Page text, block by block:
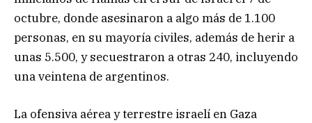
octubre, donde asesinaron a algo más de 1.100
personas, en su mayoría civiles, además de herir a
unas 5.500, y secuestraron a otras 240, incluyendo
una veintena de argentinos.
La ofensiva aérea y terrestre israelí en Gaza